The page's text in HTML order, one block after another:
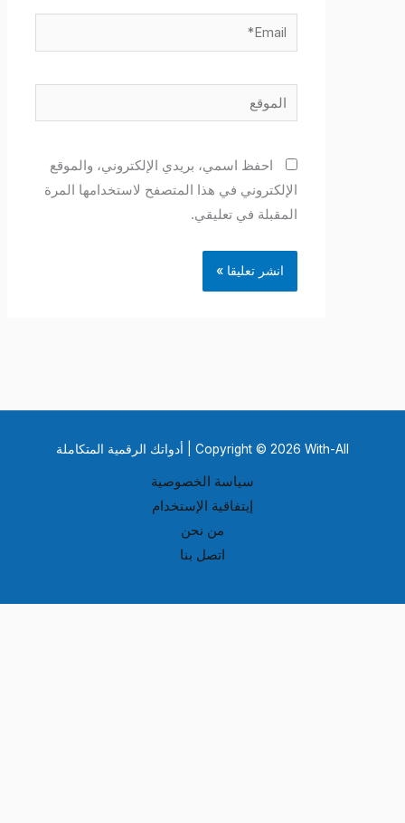
احفظ اسمي، بريدي الإلكتروني، والموقع
الإلكتروني في هذا المتصفح لاستخدامها المرة
المقبلة في تعليقي.
Copyright © 2026 With-All | أدواتك الرقمية المتكاملة
سياسة الخصوصية
إيتفاقية الإستخدام
من نحن
اتصل بنا